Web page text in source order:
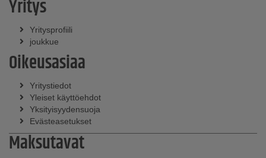
Yritys
Yritysprofiili
joukkue
Oikeusasiaa
Yritystiedot
Yleiset käyttöehdot
Yksityisyydensuoja
Evästeasetukset
Maksutavat